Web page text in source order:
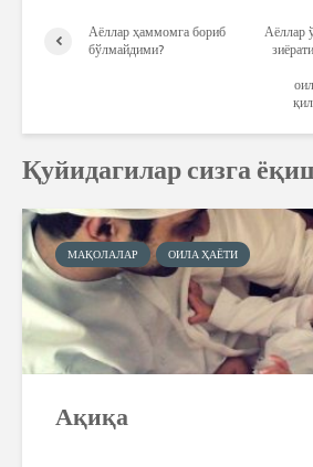
Аёллар ҳаммомга бориб
бўлмайдими?
Аёллар
Қуйидагилар сизга
МАҚОЛАЛАР ОИЛА ҲАЁТИ
Ақиқа